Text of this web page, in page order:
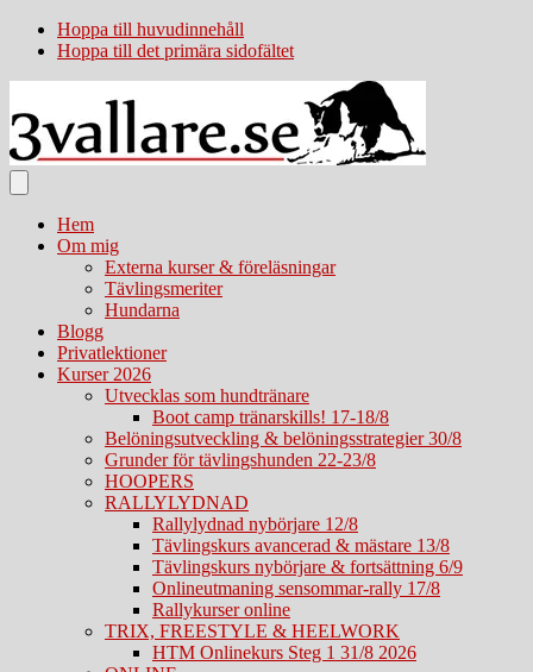
Hoppa till huvudinnehåll
Hoppa till det primära sidofältet
Hem
Om mig
Externa kurser & föreläsningar
Tävlingsmeriter
Hundarna
Blogg
Privatlektioner
Kurser 2026
Utvecklas som hundtränare
Boot camp tränarskills! 17-18/8
Belöningsutveckling & belöningsstrategier 30/8
Grunder för tävlingshunden 22-23/8
HOOPERS
RALLYLYDNAD
Rallylydnad nybörjare 12/8
Tävlingskurs avancerad & mästare 13/8
Tävlingskurs nybörjare & fortsättning 6/9
Onlineutmaning sensommar-rally 17/8
Rallykurser online
TRIX, FREESTYLE & HEELWORK
HTM Onlinekurs Steg 1 31/8 2026